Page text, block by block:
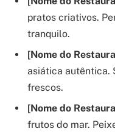
pratos criativos.
tranquilo.
[Nome do
asiática autêntica.
frescos.
[Nome do
frutos do mar.